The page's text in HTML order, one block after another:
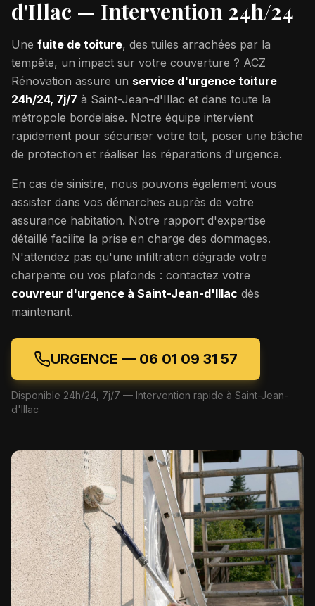
d'Illac — Intervention 24h/24
Une fuite de toiture, des tuiles arrachées par la
tempête, un impact sur votre couverture ? ACZ
Rénovation assure un service d'urgence toiture
24h/24, 7j/7 à Saint-Jean-d'Illac et dans toute la
métropole bordelaise. Notre équipe intervient
rapidement pour sécuriser votre toit, poser une bâche
de protection et réaliser les réparations d'urgence.
En cas de sinistre, nous pouvons également vous
assister dans vos démarches auprès de votre
assurance habitation. Notre rapport d'expertise
détaillé facilite la prise en charge des dommages.
N'attendez pas qu'une infiltration dégrade votre
charpente ou vos plafonds : contactez votre
couvreur d'urgence à Saint-Jean-d'Illac dès
maintenant.
URGENCE — 06 01 09 31 57
Disponible 24h/24, 7j/7 — Intervention rapide à Saint-Jean-
d'Illac